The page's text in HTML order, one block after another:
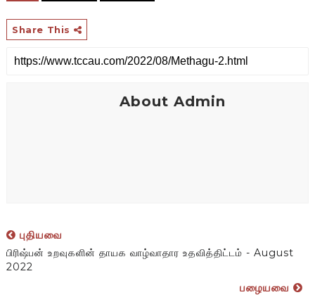
Share This
About Admin
புதியவை
பிரிஷ்பன் உறவுகளின் தாயக வாழ்வாதார உதவித்திட்டம் - August
2022
பழையவை